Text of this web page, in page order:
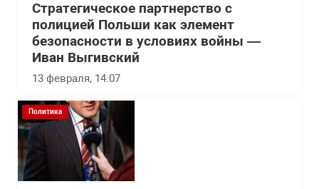
Стратегическое партнерство с
полицией Польши как элемент
безопасности в условиях войны —
Иван Выгивский
13 февраля, 14:07
Политика